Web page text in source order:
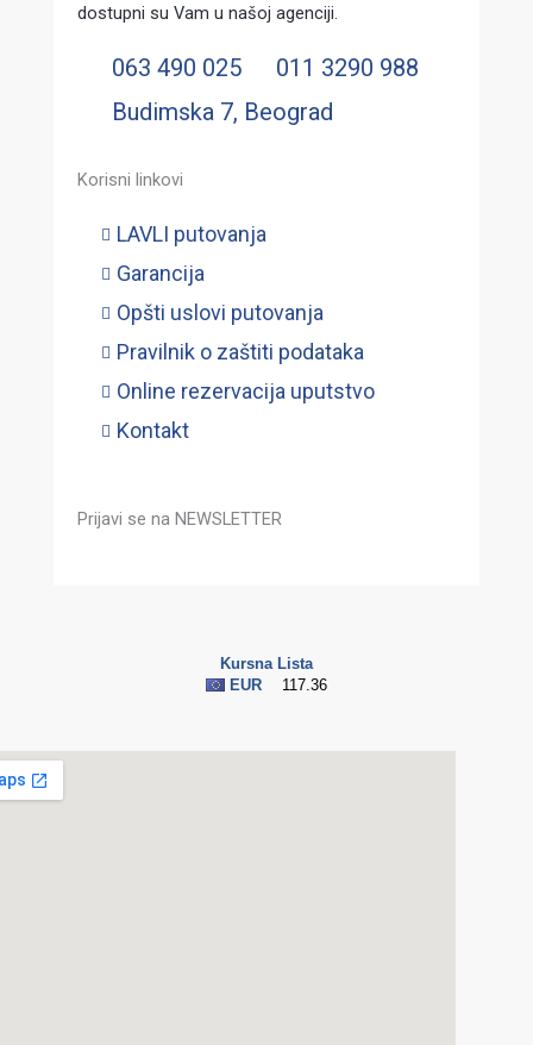
dostupni su Vam u našoj agenciji.
063 490 025
011 3290 988
Budimska 7, Beograd
Korisni linkovi
LAVLI putovanja
Garancija
Opšti uslovi putovanja
Pravilnik o zaštiti podataka
Online rezervacija uputstvo
Kontakt
Prijavi se na NEWSLETTER